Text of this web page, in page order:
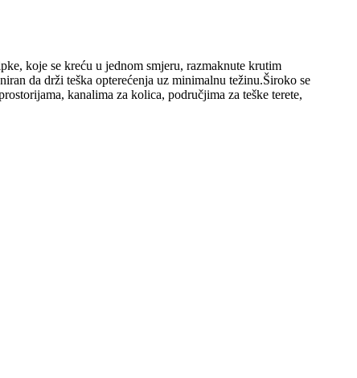
koje se kreću u jednom smjeru, razmaknute krutim
da drži teška opterećenja uz minimalnu težinu.Široko se
kanalima za kolica, područjima za teške terete,